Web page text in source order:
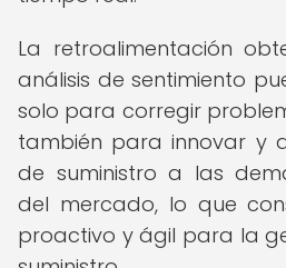
La retroalimentación
análisis de sentimiento
solo para corregir
también para innovar y
de suministro a las
del mercado, lo que
proactivo y ágil para la